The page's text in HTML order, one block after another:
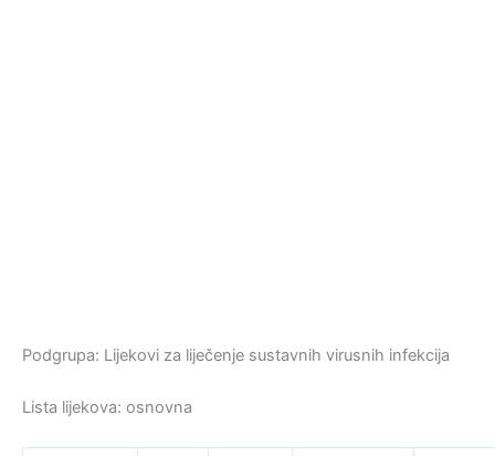
Podgrupa: Lijekovi za liječenje sustavnih virusnih infekcija
Lista lijekova: osnovna